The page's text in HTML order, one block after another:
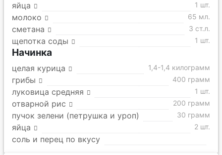
яйца 1 шт.
молоко 65 мл.
сметана 3 ст.л.
щепотка соды 1 шт.
Начинка
целая курица 1,4-1,4 килограмм
грибы 400 грамм
луковица средняя 1 шт.
отварной рис 200 грамм
пучок зелени (петрушка и уроп) 30 грамм
яйца 2 шт.
соль и перец по вкусу